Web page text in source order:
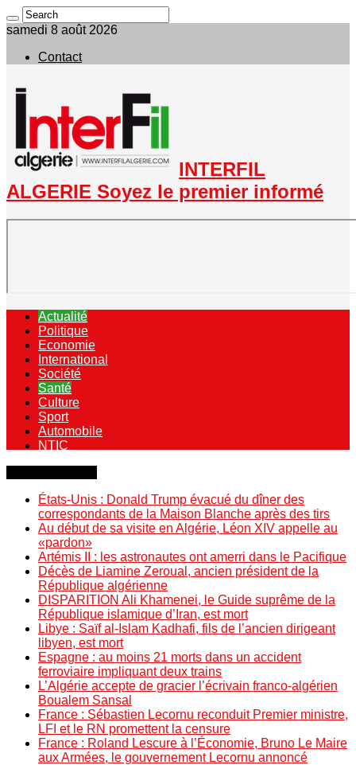
samedi 8 août 2026
Contact
INTERFIL
ALGERIE Soyez le premier informé
Actualité
Politique
Economie
International
Société
Santé
Culture
Sport
Automobile
NTIC
États-Unis : Donald Trump évacué du dîner des
correspondants de la Maison Blanche après des tirs
Au début de sa visite en Algérie, Léon XIV appelle au
«pardon»
Artémis II : les astronautes ont amerri dans le Pacifique
Décès de Liamine Zeroual, ancien président de la
République algérienne
DISPARITION Ali Khamenei, le Guide suprême de la
République islamique d’Iran, est mort
Libye : Saïf al-Islam Kadhafi, fils de l’ancien dirigeant
libyen, est mort
Espagne : au moins 21 morts dans un accident
ferroviaire impliquant deux trains
L’Algérie accepte de gracier l’écrivain franco-algérien
Boualem Sansal
France : Sébastien Lecornu reconduit Premier ministre,
LFI et le RN promettent la censure
France : Roland Lescure à l’Économie, Bruno Le Maire
aux Armées, le gouvernement Lecornu annoncé